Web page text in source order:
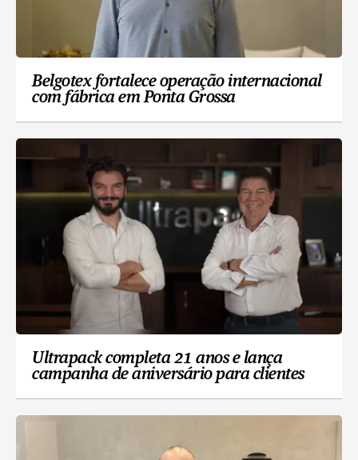
Belgotex fortalece operação internacional
com fábrica em Ponta Grossa
Ultrapack completa 21 anos e lança
campanha de aniversário para clientes